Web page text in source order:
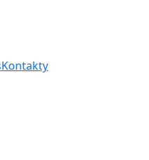
Kontakty